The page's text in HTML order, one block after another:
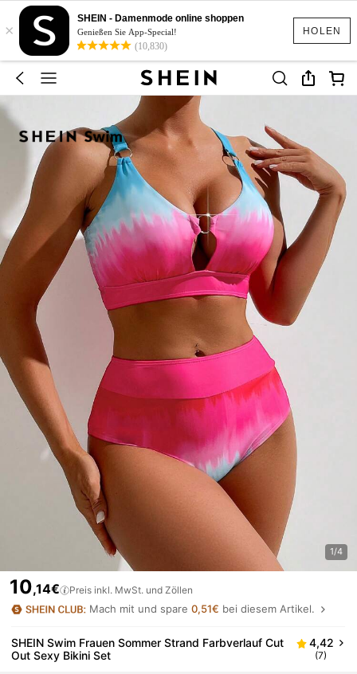
HOLEN
×
SHEIN - Damenmode online shoppen
Genießen Sie App-Special!
(10,830)
1/4
10,14€ Preis inkl. MwSt. und Zöllen
Mach mit und spare0,51€ bei diesem Artikel.
SHEIN Swim Frauen Sommer Strand Farbverlauf Cut
Out Sexy Bikini Set
4,42
(7)